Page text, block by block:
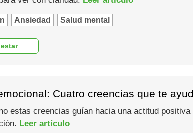
Ansiedad Salud mental
Cuatro creencias que te
estas creencias guían hacia una actitud
Leer artículo